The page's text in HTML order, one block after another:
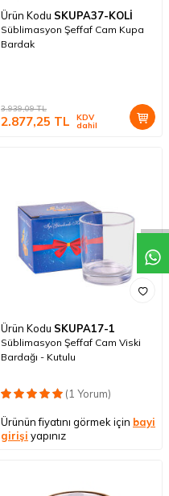
Ürün Kodu SKUPA37-KOLİ
Süblimasyon Şeffaf Cam Kupa
Bardak
3.939,09TL
2.877,25 TL KDV
dahil
Ürün Kodu SKUPA17-1
Süblimasyon Şeffaf Cam Viski
Bardağı - Kutulu
(1 Yorum)
Ürünün fiyatını görmek için bayi
girişi yapınız